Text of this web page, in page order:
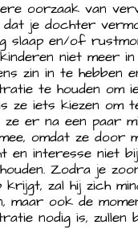
oorzaak van
je dochter
slaap en/of
niet meer
zin in te hebben
te houden om
ze iets kiezen om
ze er na een paar
omdat ze door
en interesse niet
Zodra je
krijgt, zal hij zich
maar ook de
nodig is, zullen